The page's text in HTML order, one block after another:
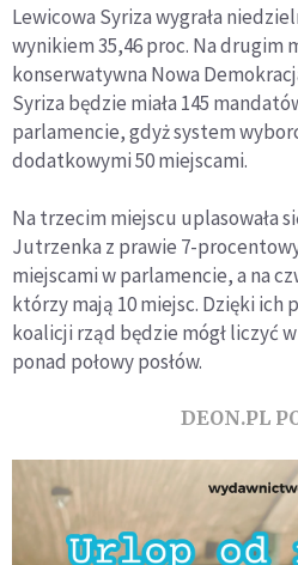
Lewicowa Syriza wygrała
wynikiem 35,46 proc. Na drugim
konserwatywna Nowa
Syriza będzie miała 145
parlamencie, gdyż system
dodatkowymi 50 miejscami.
Na trzecim miejscu uplasowała
Jutrzenka z prawie 7-
miejscami w parlamencie, a na
którzy mają 10 miejsc. Dzięki ich
koalicji rząd będzie mógł liczyć
ponad połowy posłów.
DEON.PL